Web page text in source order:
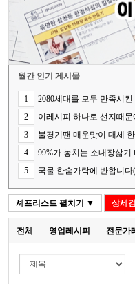
월간 인기 게시물
1
2080세대를 모두 만족시
2
이레시피 하나로 선지때
3
불경기땐 매운맛이 대세
[S83778]
4
99%가 놓치는 소내장삶기
5
국물 한숟가락에 반합니
의 핵심 비법) [S83848]
셰프리스트 펼치기 ▼ 상세
전체 영업레시피 전문가